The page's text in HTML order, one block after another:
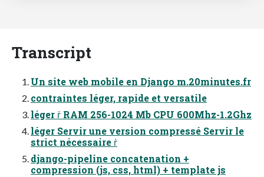
Transcript
Un site web mobile en Django m.20minutes.fr
contraintes léger, rapide et versatile
léger  RAM 256-1024 Mb CPU 600Mhz-1.2Ghz
léger Servir une version compressé Servir le
strict nécessaire 
django-pipeline concatenation +
compression (js, css, html) + template js